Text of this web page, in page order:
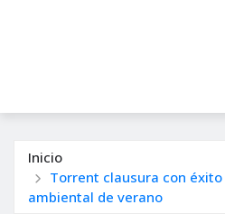
Inicio
Torrent clausura con
ambiental de verano